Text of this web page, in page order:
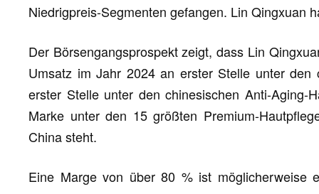
Niedrigpreis-Segmenten gefangen. Lin Qingxuan
Der Börsengangsprospekt zeigt, dass Lin
Umsatz im Jahr 2024 an erster Stelle unter den
erster Stelle unter den chinesischen Anti-Aging-
Marke unter den 15 größten Premium-
China steht.
Eine Marge von über 80 % ist möglicherweise